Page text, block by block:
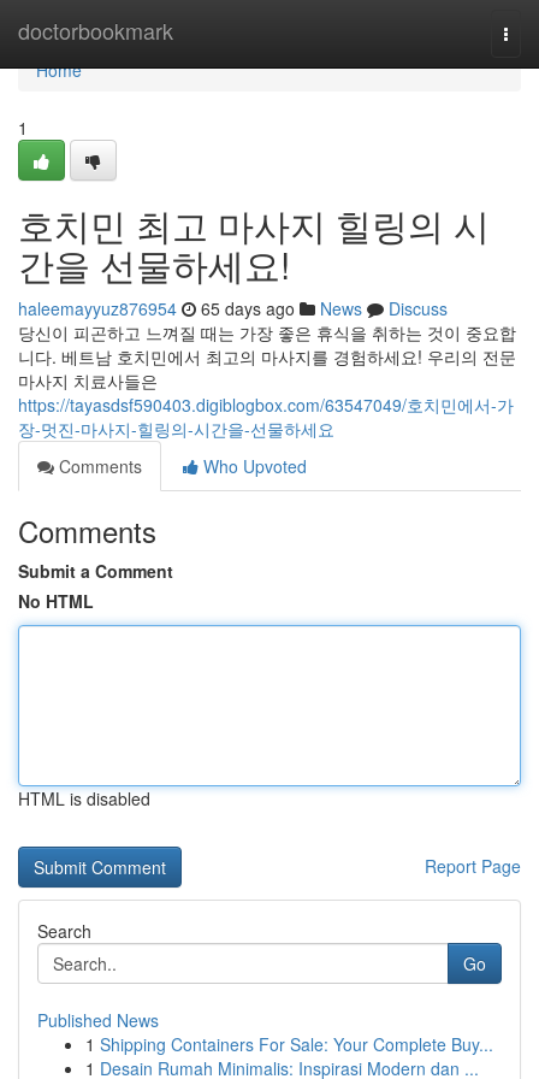
doctorbookmark
Home
Home
1
호치민 최고 마사지 힐링의 시
간을 선물하세요!
haleemayyuz876954 65 days ago News
Discuss
당신이 피곤하고 느껴질 때는 가장 좋은 휴식을 취하는 것이 중요합
니다. 베트남 호치민에서 최고의 마사지를 경험하세요! 우리의 전문
마사지 치료사들은
https://tayasdsf590403.digiblogbox.com/63547049/호치민에서-가
장-멋진-마사지-힐링의-시간을-선물하세요
Comments
Who Upvoted
Comments
Submit a Comment
No HTML
HTML is disabled
Report Page
Search
Go
Published News
1 Shipping Containers For Sale: Your Complete Buy...
1 Desain Rumah Minimalis: Inspirasi Modern dan ...